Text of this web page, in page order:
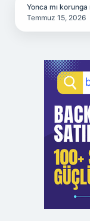
Yonca mı korunga
Temmuz 15, 2026